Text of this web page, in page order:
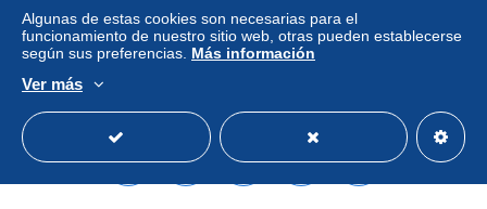
Derecho de retracto|Gastos de devolución a
cargo del comprador.
Para saber el plazo de devolución y de reembolso
del artículo,
Les frais de port varient selon le poids, la dimension et
Algunas de estas cookies son necesarias para el
funcionamiento de nuestro sitio web, otras pueden establecerse
según sus preferencias. Más información
Ver más